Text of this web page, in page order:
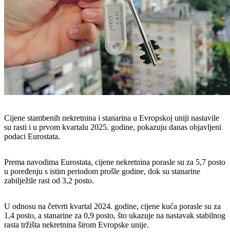
Cijene stambenih nekretnina i stanarina u Evropskoj uniji nastavile
su rasti i u prvom kvartalu 2025. godine, pokazuju danas objavljeni
podaci Eurostata.
Prema navodima Eurostata, cijene nekretnina porasle su za 5,7 posto
u poređenju s istim periodom prošle godine, dok su stanarine
zabilježile rast od 3,2 posto.
U odnosu na četvrti kvartal 2024. godine, cijene kuća porasle su za
1,4 posto, a stanarine za 0,9 posto, što ukazuje na nastavak stabilnog
rasta tržišta nekretnina širom Evropske unije.